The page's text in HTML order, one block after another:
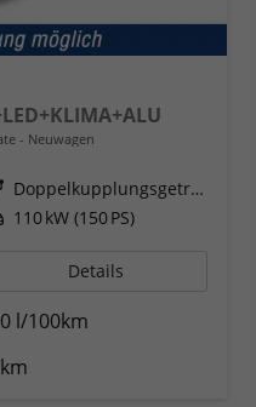
Neuwagen
Doppelkupplungsgetriebe (DSG)
110 kW (150 PS)
Details
l/100km